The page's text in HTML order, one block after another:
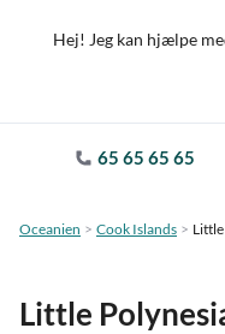
Hej! Jeg kan hjælpe
65 65 65 65
Oceanien Cook Islands
Little